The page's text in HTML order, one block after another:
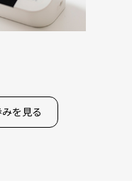
を見る